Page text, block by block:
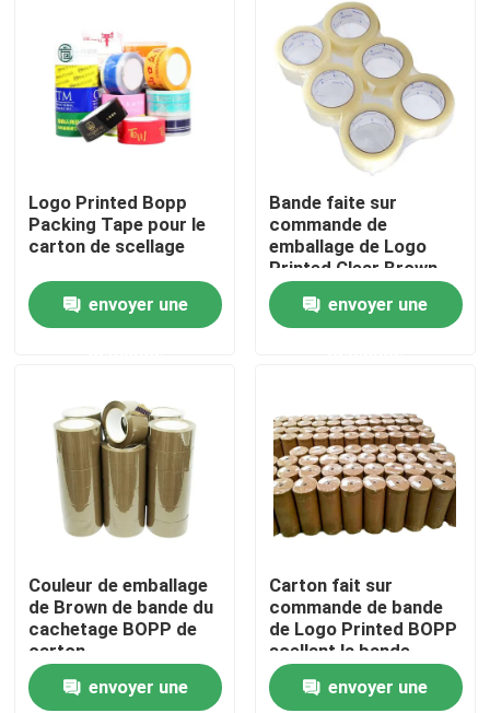
Maison
Produits
Au sujet de nous
Visite d'usine
Contactez-nous
Nouvelles
Logo Printed Bopp
Packing Tape pour le
carton de scellage
envoyer une
Bande faite sur
commande de
emballage de Logo
Printed Clear Brown
BOPP de bande du
cachetage BOPP de
carton
envoyer une
Couleur de emballage
de Brown de bande du
cachetage BOPP de
carton
envoyer une
Carton fait sur
commande de bande
de Logo Printed BOPP
scellant la bande
claire Rolls enorme de
BOPP envoyer une